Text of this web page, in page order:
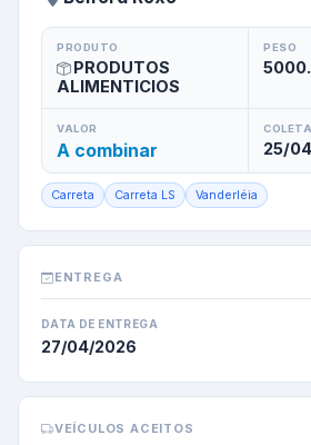
PRODUTO
PRODUTOS
ALIMENTICIOS
PESO
VALOR
A combinar
COLETA
25/04
Carreta Carreta LS Vanderléia
ENTREGA
DATA DE ENTREGA
27/04/2026
VEÍCULOS ACEITOS